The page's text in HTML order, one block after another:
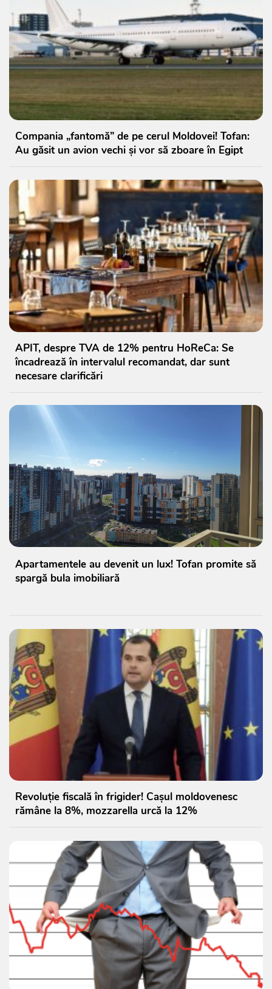
Compania „fantomă” de pe cerul Moldovei! Tofan:
Au găsit un avion vechi și vor să zboare în Egipt
APIT, despre TVA de 12% pentru HoReCa: Se
încadrează în intervalul recomandat, dar sunt
necesare clarificări
Apartamentele au devenit un lux! Tofan promite să
spargă bula imobiliară
Revoluție fiscală în frigider! Cașul moldovenesc
rămâne la 8%, mozzarella urcă la 12%